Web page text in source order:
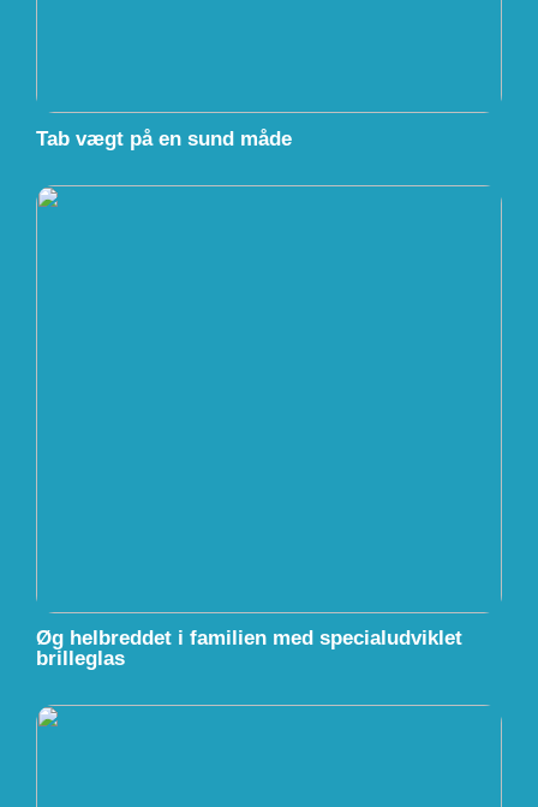
Tab vægt på en sund måde
Øg helbreddet i familien med specialudviklet
brilleglas